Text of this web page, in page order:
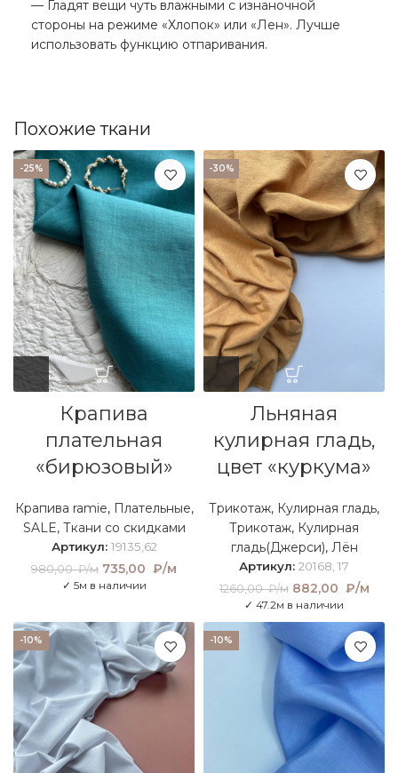
— Гладят вещи чуть влажными с изнаночной
стороны на режиме «Хлопок» или «Лен». Лучше
использовать функцию отпаривания.
Похожие ткани
-25%
Крапива
плательная
«бирюзовый»
Крапива ramie, Плательные,
SALE, Ткани со скидками
Артикул: 19135,62
980,00₽/м Первоначальная
цена составляла
735,00 ₽/м
цена:
✓ 5м в наличии
-30%
Льняная
кулирная гладь,
цвет «куркума»
Трикотаж, Кулирная гладь,
Трикотаж, Кулирная
гладь(Джерси), Лён
Артикул: 20168, 17
1260,00₽/м Первоначальная
цена составляла
1260,00 ₽/м.
882,00 ₽/м
✓ 47.2м в наличии
-10% -10%